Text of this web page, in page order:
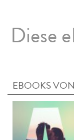
Diese
EBOOKS